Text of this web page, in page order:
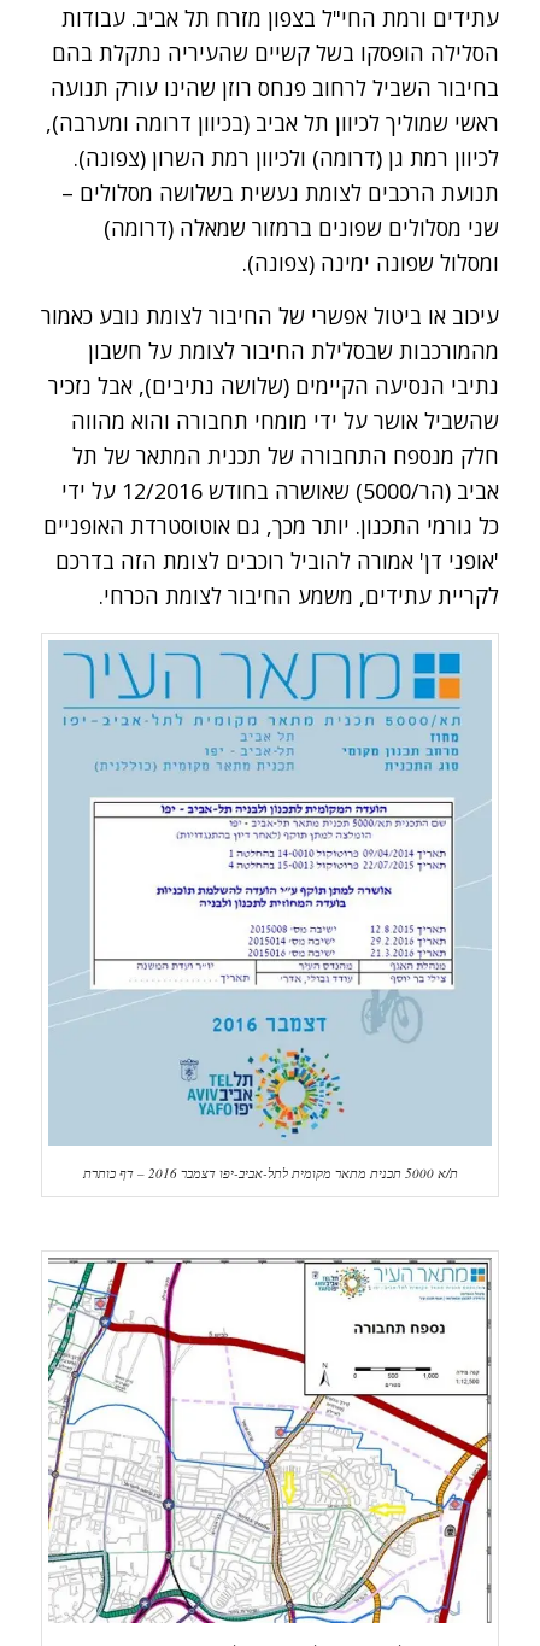
עתידים ורמת החי"ל בצפון מזרח תל אביב. עבודות
הסלילה הופסקו בשל קשיים שהעיריה נתקלת בהם
בחיבור השביל לרחוב פנחס רוזן שהינו עורק תנועה
ראשי שמוליך לכיוון תל אביב (בכיוון דרומה ומערבה),
לכיוון רמת גן (דרומה) ולכיוון רמת השרון (צפונה).
תנועת הרכבים לצומת נעשית בשלושה מסלולים –
שני מסלולים שפונים ברמזור שמאלה (דרומה)
ומסלול שפונה ימינה (צפונה).
עיכוב או ביטול אפשרי של החיבור לצומת נובע כאמור
מהמורכבות שבסלילת החיבור לצומת על חשבון
נתיבי הנסיעה הקיימים (שלושה נתיבים), אבל נזכיר
שהשביל אושר על ידי מומחי תחבורה והוא מהווה
חלק מנספח התחבורה של תכנית המתאר של תל
אביב (הר/5000) שאושרה בחודש 12/2016 על ידי
כל גורמי התכנון. יותר מכך, גם אוטוסטרדת האופניים
'אופני דן' אמורה להוביל רוכבים לצומת הזה בדרכם
לקריית עתידים, משמע החיבור לצומת הכרחי.
ת/א 5000 תכנית מתאר מקומית לתל-אביב-יפו דצמבר 2016 – דף כותרת